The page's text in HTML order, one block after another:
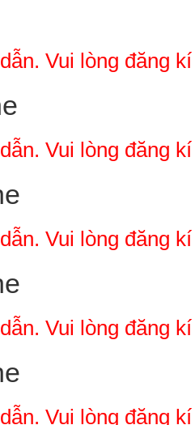
Vui lòng đăng
Vui lòng đăng
Vui lòng đăng
Vui lòng đăng
Vui lòng đăng